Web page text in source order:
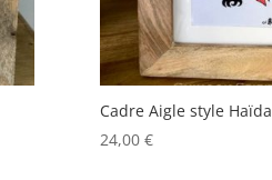
Cadre Aigle style Haïda
24,00€